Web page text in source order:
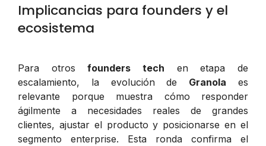
Implicancias para founders y el
ecosistema
Para otrosfounders tech en etapa de
escalamiento, la evolución de Granola es
relevante porque muestra cómo responder
ágilmente a necesidades reales de grandes
clientes, ajustar el producto y posicionarse en el
segmento enterprise. Esta ronda confirma el